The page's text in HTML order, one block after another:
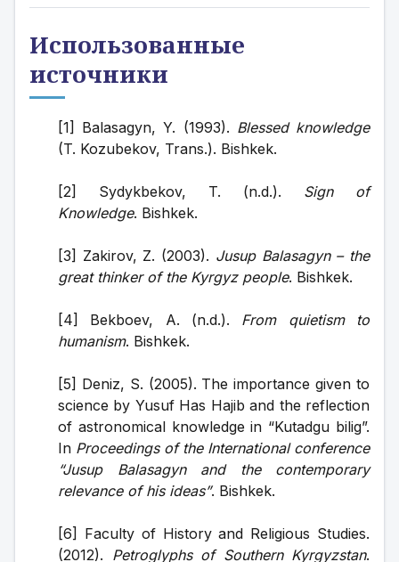
Использованные
источники
[1] Balasagyn, Y. (1993). Blessed knowledge
(T. Kozubekov, Trans.). Bishkek.
[2] Sydykbekov, T. (n.d.). Sign of
Knowledge. Bishkek.
[3] Zakirov, Z. (2003). Jusup Balasagyn – the
great thinker of the Kyrgyz people. Bishkek.
[4] Bekboev, A. (n.d.). From quietism to
humanism. Bishkek.
[5] Deniz, S. (2005). The importance given to
science by Yusuf Has Hajib and the reflection
of astronomical knowledge in “Kutadgu bilig”.
In Proceedings of the International conference
“Jusup Balasagyn and the contemporary
relevance of his ideas”. Bishkek.
[6] Faculty of History and Religious Studies.
(2012). Petroglyphs of Southern Kyrgyzstan.